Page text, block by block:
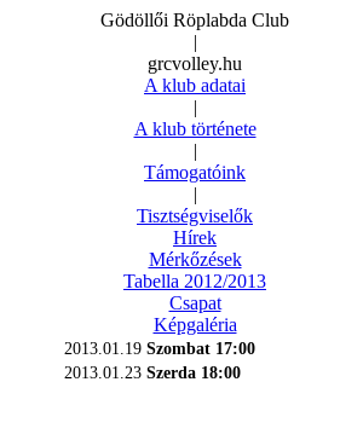
Gödöllői Röplabda Club
|
grcvolley.hu
A klub adatai
|
A klub története
|
Támogatóink
|
Tisztségviselők
Hírek
Mérkőzések
Tabella 2012/2013
Csapat
Képgaléria
2013.01.19 Szombat 17:00
2013.01.23 Szerda 18:00